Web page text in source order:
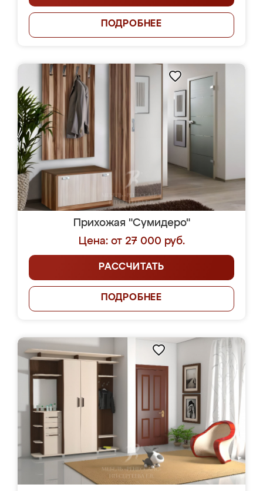
ПОДРОБНЕЕ
Прихожая "Сумидеро"
Цена: от 27 000 руб.
РАССЧИТАТЬ
ПОДРОБНЕЕ